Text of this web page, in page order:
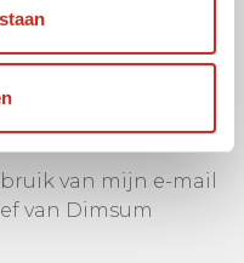
van mijn e-mail
van Dimsum